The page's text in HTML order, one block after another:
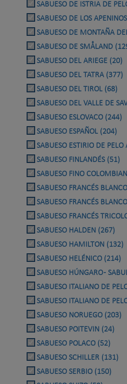
SABUESO DE ISTRIA DE
SABUESO DE LOS
SABUESO DE MONTAÑA
SABUESO DE SMÅLAND
SABUESO DEL ARIEGE (20)
SABUESO DEL TATRA (377)
SABUESO DEL TIROL (68)
SABUESO DEL VALLE DE
SABUESO ESLOVACO (244)
SABUESO ESPAÑOL (204)
SABUESO ESTIRIO DE PELO
SABUESO FINLANDÉS (51)
SABUESO FINO
SABUESO FRANCÉS
SABUESO FRANCÉS
SABUESO FRANCÉS
SABUESO HALDEN (267)
SABUESO HAMILTON (132)
SABUESO HELÉNICO (214)
SABUESO HÚNGARO -
SABUESO ITALIANO DE
SABUESO ITALIANO DE
SABUESO NORUEGO (203)
SABUESO POITEVIN (24)
SABUESO POLACO (52)
SABUESO SCHILLER (131)
SABUESO SERBIO (150)